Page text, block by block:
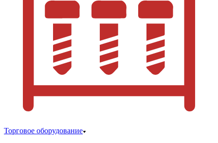
Торговое оборудование